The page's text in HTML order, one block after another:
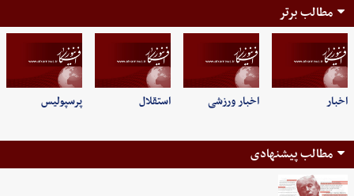
مطالب برتر
اخبار اخبار ورزشی استقلال پرسپولیس
مطالب پیشنهادی